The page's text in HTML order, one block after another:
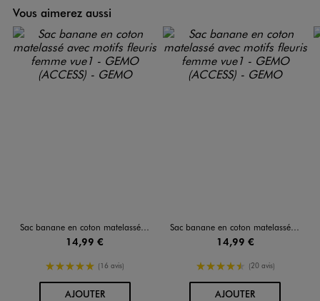
Vous aimerez aussi
Sac banane en coton matelassé avec motifs fleuris femme
14,99 €
5/5 de moyenne
(16 avis)
AJOUTERAU PANIER
Sac banane en coton matelassé avec motifs fleuris femme
14,99 €
4.5/5 de moyenne
(20 avis)
AJOUTERAU PANIER